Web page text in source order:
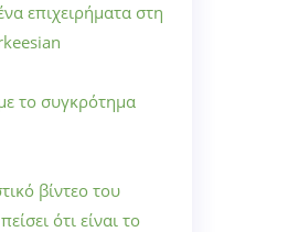
επιχειρήματα στη
το συγκρότημα
βίντεο του
ότι είναι το